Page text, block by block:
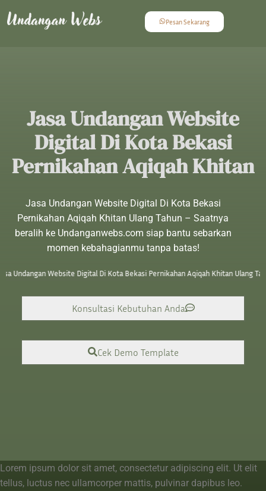
Pesan Sekarang
Jasa Undangan Website
Digital Di Kota Bekasi
Pernikahan Aqiqah Khitan
Jasa Undangan Website Digital Di Kota Bekasi
Pernikahan Aqiqah Khitan Ulang Tahun – Saatnya
beralih ke Undanganwebs.com siap bantu sebarkan
momen kebahagianmu tanpa batas!
Website Digital Di Kota Bekasi Pernikahan Aqiqah Khitan Ulang Tahun yaitu
Konsultasi Kebutuhan Anda
Cek Demo Template
Lorem ipsum dolor sit amet, consectetur adipiscing elit. Ut elit
tellus, luctus nec ullamcorper mattis, pulvinar dapibus leo.